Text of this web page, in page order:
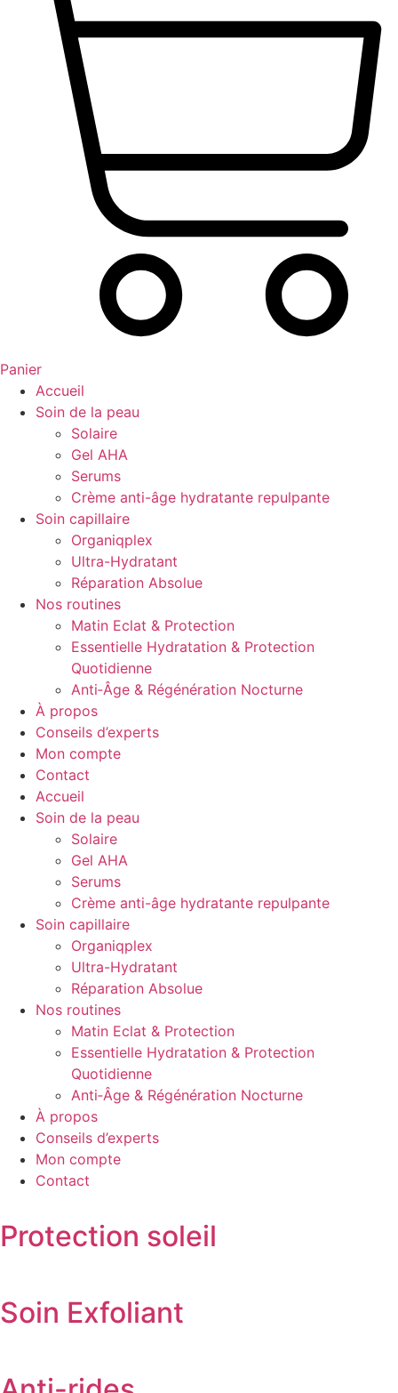
Panier
Accueil
Soin de la peau
Solaire
Gel AHA
Serums
Crème anti-âge hydratante repulpante
Soin capillaire
Organiqplex
Ultra-Hydratant
Réparation Absolue
Nos routines
Matin Eclat & Protection
Essentielle Hydratation & Protection
Quotidienne
Anti‑Âge & Régénération Nocturne
À propos
Conseils d’experts
Mon compte
Contact
Accueil
Soin de la peau
Solaire
Gel AHA
Serums
Crème anti-âge hydratante repulpante
Soin capillaire
Organiqplex
Ultra-Hydratant
Réparation Absolue
Nos routines
Matin Eclat & Protection
Essentielle Hydratation & Protection
Quotidienne
Anti‑Âge & Régénération Nocturne
À propos
Conseils d’experts
Mon compte
Contact
Protection soleil
Soin Exfoliant